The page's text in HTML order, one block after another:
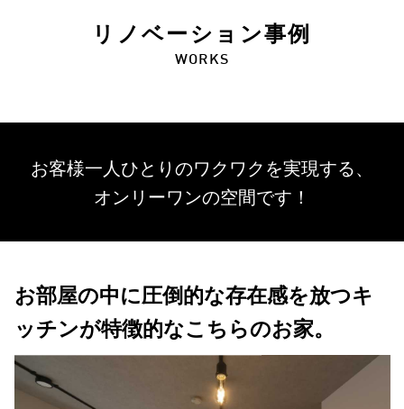
リノベーション事例
WORKS
お客様一人ひとりのワクワクを実現する、
オンリーワンの空間です！
お部屋の中に圧倒的な存在感を放つキ
ッチンが特徴的なこちらのお家。